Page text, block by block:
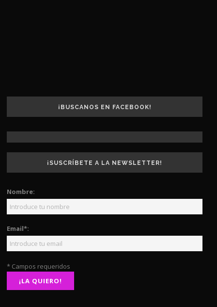
¡BUSCANOS EN FACEBOOK!
¡SUSCRÍBETE A LA NEWSLETTER!
Nombre:
Email*:
* Campos requeridos